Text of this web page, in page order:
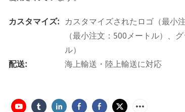
カスタマイズ: カスタマイズされたロゴ（最小
（最小注文：500メートル）、
ル）
配送:
海上輸送・陸上輸送に対応